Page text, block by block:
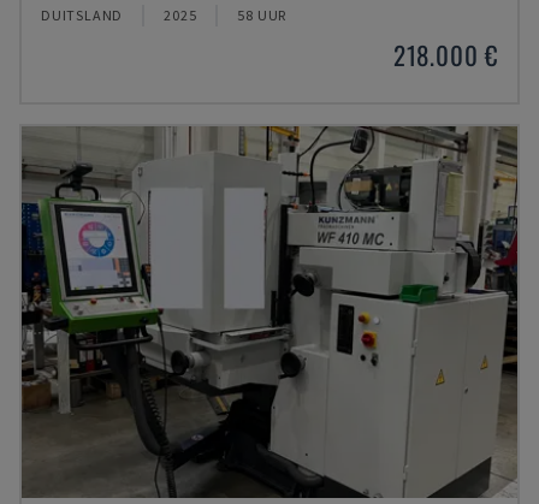
DUITSLAND 2025 58 UUR
218.000 €